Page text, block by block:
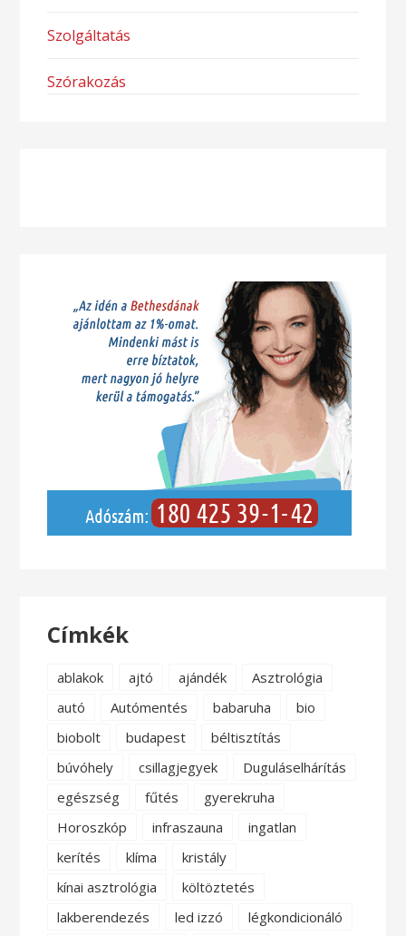
Szolgáltatás
Szórakozás
Címkék
ablakok ajtó ajándék
Asztrológia
autó
Autómentés babaruha
bio
biobolt
budapest
béltisztítás
búvóhely
csillagjegyek
Duguláselhárítás
egészség
fűtés
gyerekruha
Horoszkóp
infraszauna
ingatlan
kerítés
klíma
kristály
kínai asztrológia
költöztetés
lakberendezés
led izzó légkondicionáló